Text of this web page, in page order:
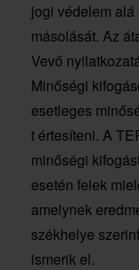
jogi védelem
másolását. Az
Vevő
Minőségi
esetleges
t értesíteni. A
minőségi
esetén felek
amelynek
székhelye
ismerik el.